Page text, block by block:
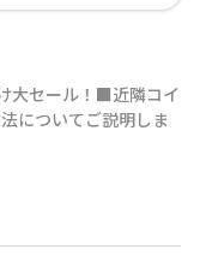
大セール！■近隣コイ
についてご説明しま